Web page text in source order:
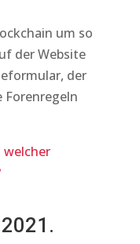
um so
der Website
der
Forenregeln